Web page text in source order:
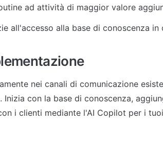
ad attività di maggior valore
all'accesso alla base di conoscenza
nei canali di comunicazione
con la base di conoscenza,
i clienti mediante l'AI Copilot per i